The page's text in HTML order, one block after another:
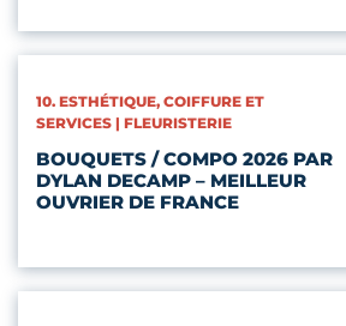
CATÉGORIES :
10. ESTHÉTIQUE, COIFFURE ET
SERVICES | FLEURISTERIE
BOUQUETS / COMPO 2026 PAR
DYLAN DECAMP – MEILLEUR
OUVRIER DE FRANCE